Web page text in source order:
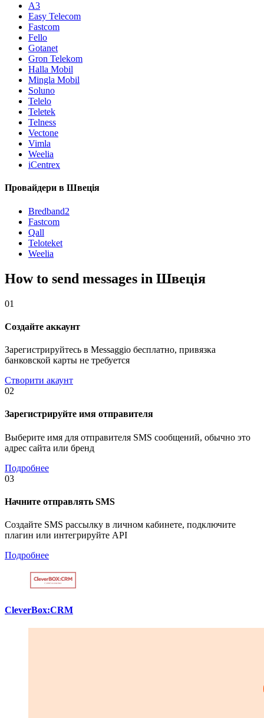
A3
Easy Telecom
Fastcom
Fello
Gotanet
Gron Telekom
Halla Mobil
Mingla Mobil
Soluno
Telelo
Teletek
Telness
Vectone
Vimla
Weelia
iCentrex
Провайдери в Швеція
Bredband2
Fastcom
Qall
Teloteket
Weelia
How to send messages in Швеція
01
Создайте аккаунт
Зарегистрируйтесь в Messaggio бесплатно, привязка
банковской карты не требуется
Створити акаунт
02
Зарегистрируйте имя отправителя
Выберите имя для отправителя SMS сообщений, обычно это
адрес сайта или бренд
Подробнее
03
Начните отправлять SMS
Создайте SMS рассылку в личном кабинете, подключите
плагин или интегрируйте API
Подробнее
CleverBox:CRM